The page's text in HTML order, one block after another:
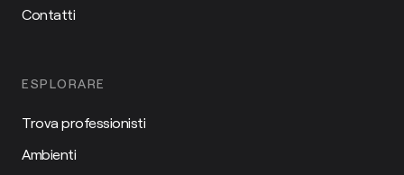
Contatti
ESPLORARE
Trova professionisti
Ambienti